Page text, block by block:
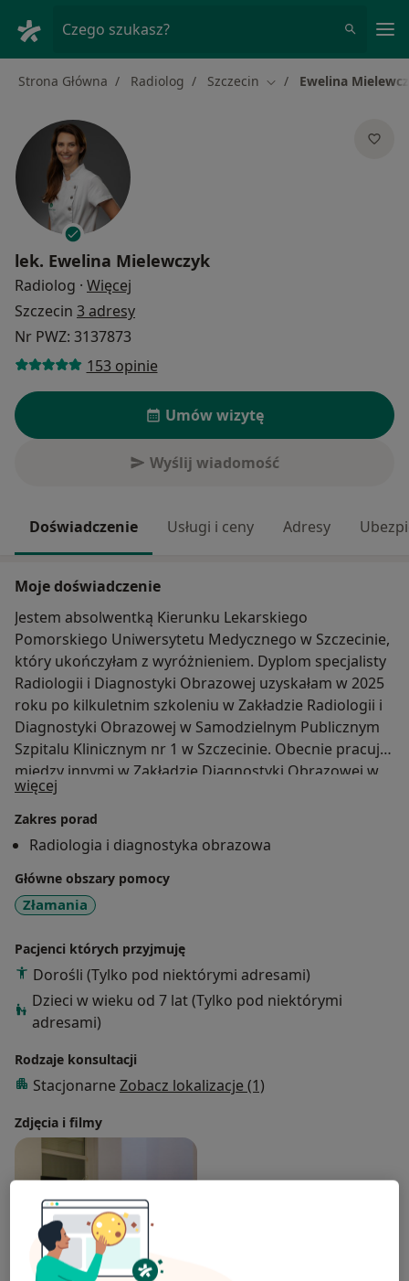
Czego szukasz?
Strona Główna Radiolog Szczecin Zmień miasto
Ewelina
lek. Ewelina Mielewczyk
Radiolog · Więcej
Szczecin 3 adresy
Nr PWZ: 3137873
153 opinie
Umów wizytę
Wyślij wiadomość
Doświadczenie Usługi i ceny Adresy
Moje doświadczenie
Jestem absolwentką Kierunku Lekarskiego
Pomorskiego Uniwersytetu Medycznego w Szczecinie,
który ukończyłam z wyróżnieniem. Dyplom specjalisty
Radiologii i Diagnostyki Obrazowej uzyskałam w 2025
roku po kilkuletnim szkoleniu w Zakładzie Radiologii i
Diagnostyki Obrazowej w Samodzielnym Publicznym
Szpitalu Klinicznym nr 1 w Szczecinie. Obecnie pracuję
między innymi w Zakładzie Diagnostyki Obrazowej w
Policach w Uniwersyteckim Szpitalu Klinicznym nr 1.
Nieustannie podnoszę swoje kwalifikacje biorąc udział
w licznych szkoleniach i kursach.
więcej
Zakres porad
Radiologia i diagnostyka obrazowa
Główne obszary pomocy
Złamania
Pacjenci których przyjmuję
Dorośli (Tylko pod niektórymi adresami)
Dzieci w wieku od 7 lat (Tylko pod niektórymi
adresami)
Rodzaje konsultacji
Stacjonarne Zobacz lokalizacje (1)
Zdjęcia i filmy